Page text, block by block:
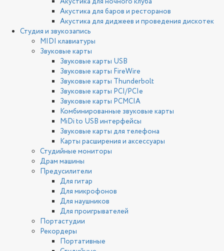
Акустика для баров и ресторанов
Акустика для диджеев и проведения дискотек
Студия и звукозапись
MIDI клавиатуры
Звуковые карты
Звуковые карты USB
Звуковые карты FireWire
Звуковые карты Thunderbolt
Звуковые карты PCI/PCIe
Звуковые карты PCMCIA
Комбинированные звуковые карты
MiDi to USB интерфейсы
Звуковые карты для телефона
Карты расширения и аксессуары
Студийные мониторы
Драм машины
Предусилители
Для гитар
Для микрофонов
Для наушников
Для проигрывателей
Портастудии
Рекордеры
Портативные